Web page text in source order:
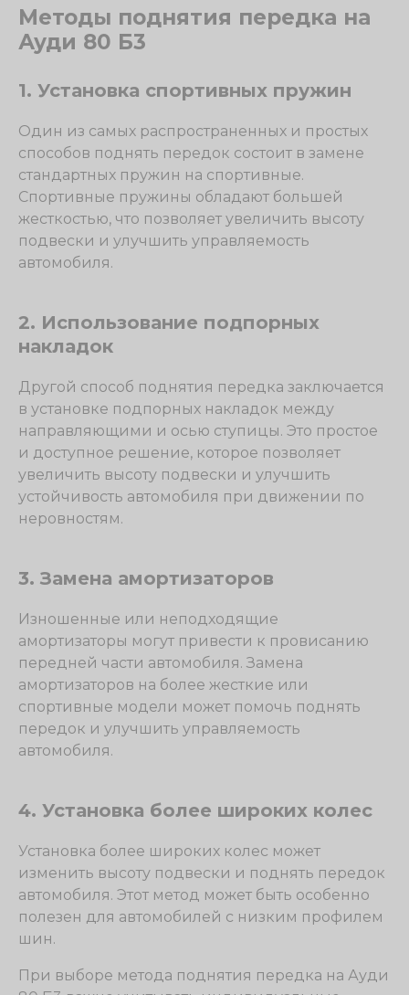
Методы поднятия передка на
Ауди 80 Б3
1. Установка спортивных пружин
Один из самых распространенных и простых
способов поднять передок состоит в замене
стандартных пружин на спортивные.
Спортивные пружины обладают большей
жесткостью, что позволяет увеличить высоту
подвески и улучшить управляемость
автомобиля.
2. Использование подпорных
накладок
Другой способ поднятия передка заключается
в установке подпорных накладок между
направляющими и осью ступицы. Это простое
и доступное решение, которое позволяет
увеличить высоту подвески и улучшить
устойчивость автомобиля при движении по
неровностям.
3. Замена амортизаторов
Изношенные или неподходящие
амортизаторы могут привести к провисанию
передней части автомобиля. Замена
амортизаторов на более жесткие или
спортивные модели может помочь поднять
передок и улучшить управляемость
автомобиля.
4. Установка более широких колес
Установка более широких колес может
изменить высоту подвески и поднять передок
автомобиля. Этот метод может быть особенно
полезен для автомобилей с низким профилем
шин.
При выборе метода поднятия передка на Ауди